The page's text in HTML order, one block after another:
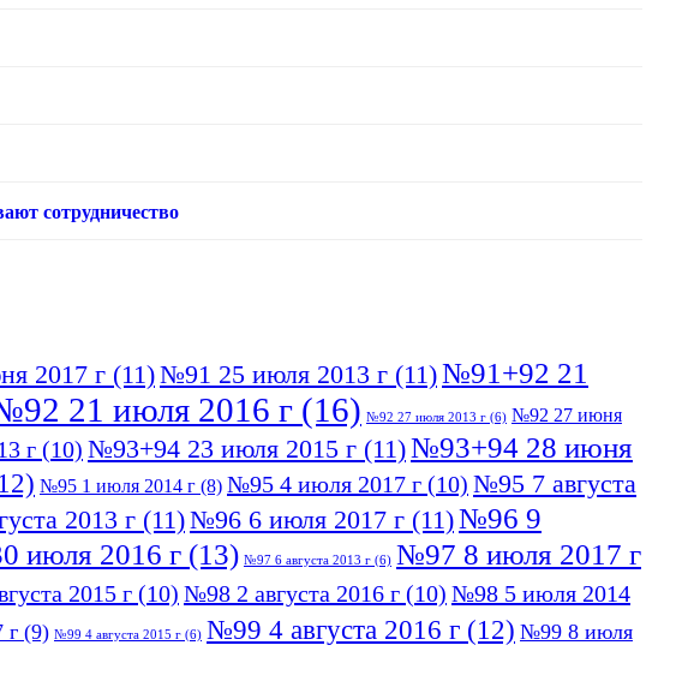
сотрудничество
2017 г (11)№91 25 июля 2013 г (11)№91+92 21
21 июля 2016 г (16) №92 27 июля 2013 г (6) №92 27 июня
г (10) №93+94 23 июля 2015 г (11)№93+94 28 июня
№95 1 июля 2014 г (8) №95 4 июля 2017 г (10) №95 7 августа
2013 г (11)№96 6 июля 2017 г (11)№96 9
июля 2016 г (13) №97 6 августа 2013 г (6) №97 8 июля 2017 г
2015 г (10) №98 2 августа 2016 г (10) №98 5 июля 2014
г (9) №99 4 августа 2015 г (6) №99 4 августа 2016 г (12) №99 8 июля